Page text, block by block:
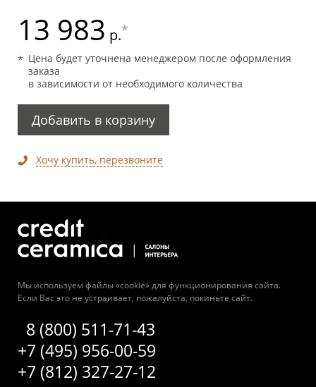
13 983 р.*
Цена будет уточнена менеджером после оформления
заказа
в зависимости от необходимого количества
Добавить в корзину
Хочу купить, перезвоните
Мы используем файлы «cookie» для функционирования сайта.
Если Вас это не устраивает, пожалуйста, покиньте сайт.
8 (800) 511-71-43
+7 (495) 956-00-59
+7 (812) 327-27-12